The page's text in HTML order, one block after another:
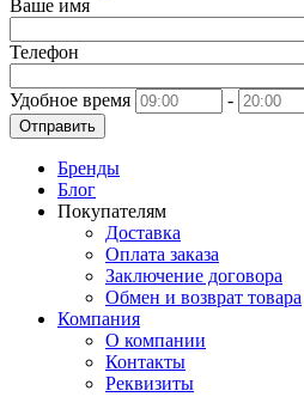
Ваше имя
Телефон
Удобное время -
Отправить
Бренды
Блог
Покупателям
Доставка
Оплата заказа
Заключение договора
Обмен и возврат товара
Компания
О компании
Контакты
Реквизиты